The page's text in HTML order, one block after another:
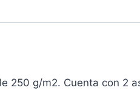
250 g/m2. Cuenta con